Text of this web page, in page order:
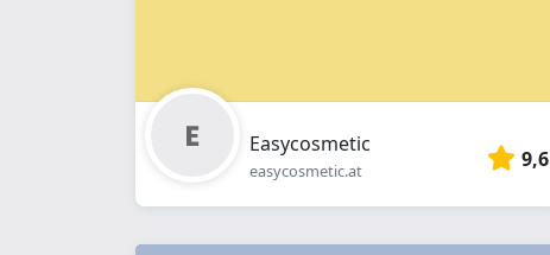
Easycosmetic
easycosmetic.at 9,6